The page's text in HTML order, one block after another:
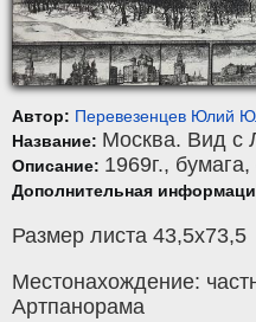
Автор: Перевезенцев Юлий
Название: Москва. Вид с
Описание: 1969г., бумага,
Дополнительная
Размер листа 43,5х73,5
Местонахождение:
Артпанорама